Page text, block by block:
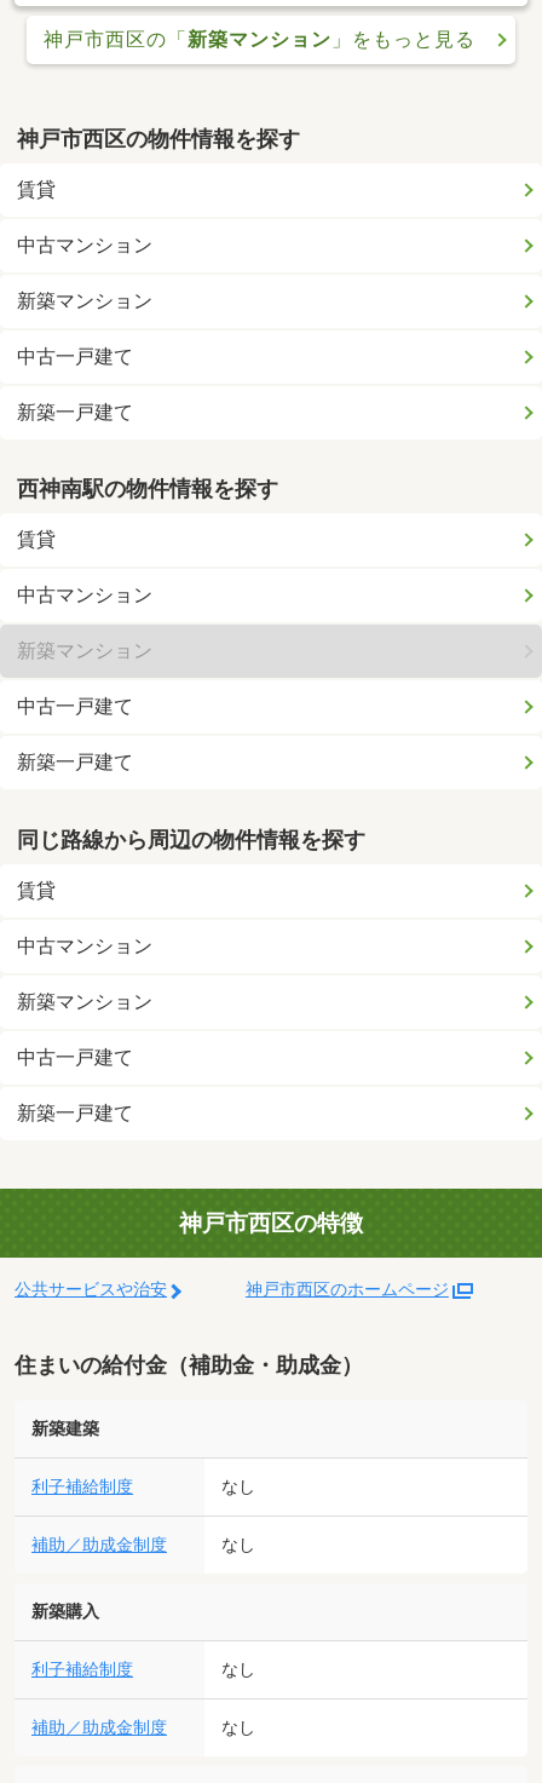
神戸市西区の「 新築マンション 」をもっと見る
神戸市西区の物件情報を探す
賃貸
中古マンション
新築マンション
中古一戸建て
新築一戸建て
西神南駅の物件情報を探す
賃貸
中古マンション
新築マンション
中古一戸建て
新築一戸建て
同じ路線から周辺の物件情報を探す
賃貸
中古マンション
新築マンション
中古一戸建て
新築一戸建て
神戸市西区の特徴
公共サービスや治安 神戸市西区のホームページ
住まいの給付金（補助金・助成金）
新築建築
利子補給制度 なし
補助／助成金制度 なし
新築購入
利子補給制度 なし
補助／助成金制度 なし